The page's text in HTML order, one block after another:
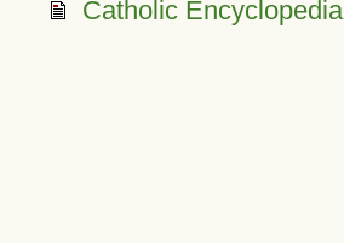
Catholic Encyclopedia